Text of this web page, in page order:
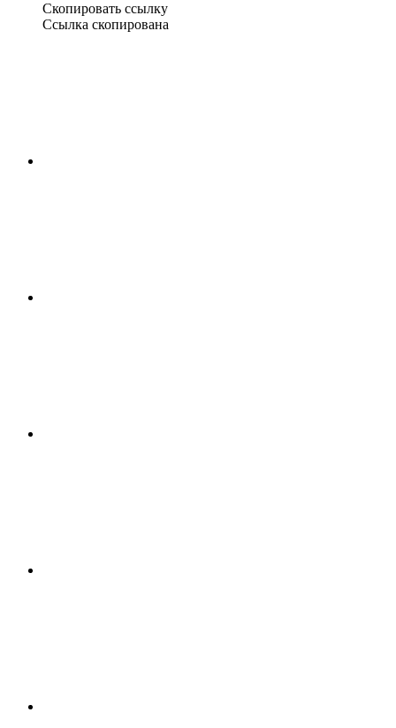
Скопировать ссылку
Ссылка скопирована